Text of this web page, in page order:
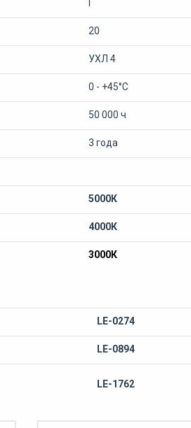
20
УХЛ 4
0 - +45°С
50 000 ч
3 года
5000К
4000К
3000К
LE-0274
LE-0894
LE-1762